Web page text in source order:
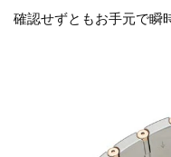
確認せずともお手元で瞬